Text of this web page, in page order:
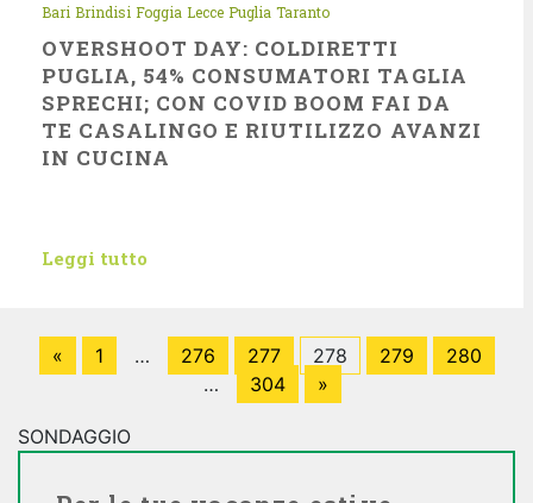
Bari Brindisi Foggia Lecce Puglia Taranto
OVERSHOOT DAY: COLDIRETTI
PUGLIA, 54% CONSUMATORI TAGLIA
SPRECHI; CON COVID BOOM FAI DA
TE CASALINGO E RIUTILIZZO AVANZI
IN CUCINA
Leggi tutto
« 1 … 276 277 278 279
280
…
304 »
SONDAGGIO